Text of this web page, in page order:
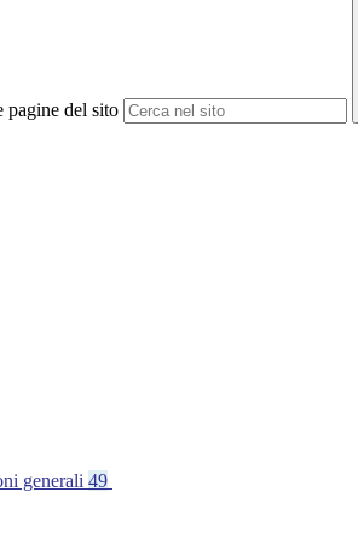
pagine del sito
generali 49